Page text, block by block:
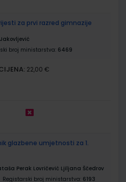
za prvi razred gimnazije
broj ministarstva: 6469
22,00 €
glazbene umjetnosti za 1.
Perak Lovričević Ljiljana Ščedrov
Registarski broj ministarstva: 6193